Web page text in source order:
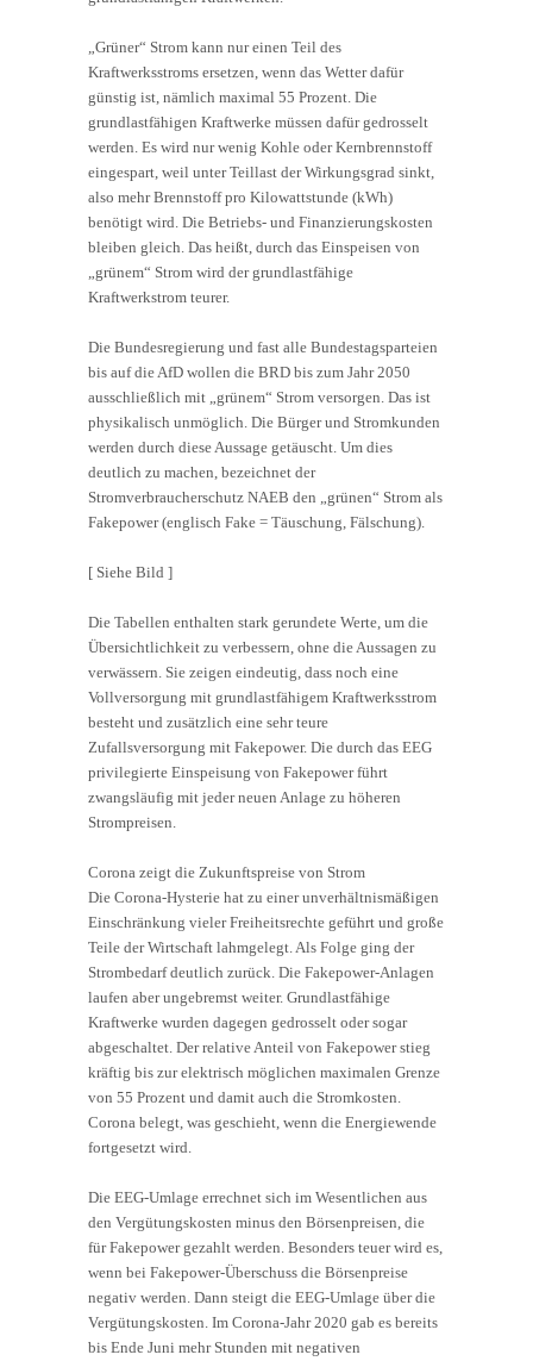
„Grüner“ Strom kann nur einen Teil des
Kraftwerksstroms ersetzen, wenn das Wetter dafür
günstig ist, nämlich maximal 55 Prozent. Die
grundlastfähigen Kraftwerke müssen dafür gedrosselt
werden. Es wird nur wenig Kohle oder Kernbrennstoff
eingespart, weil unter Teillast der Wirkungsgrad sinkt,
also mehr Brennstoff pro Kilowattstunde (kWh)
benötigt wird. Die Betriebs- und Finanzierungskosten
bleiben gleich. Das heißt, durch das Einspeisen von
„grünem“ Strom wird der grundlastfähige
Kraftwerkstrom teurer.
Die Bundesregierung und fast alle Bundestagsparteien
bis auf die AfD wollen die BRD bis zum Jahr 2050
ausschließlich mit „grünem“ Strom versorgen. Das ist
physikalisch unmöglich. Die Bürger und Stromkunden
werden durch diese Aussage getäuscht. Um dies
deutlich zu machen, bezeichnet der
Stromverbraucherschutz NAEB den „grünen“ Strom als
Fakepower (englisch Fake = Täuschung, Fälschung).
[ Siehe Bild ]
Die Tabellen enthalten stark gerundete Werte, um die
Übersichtlichkeit zu verbessern, ohne die Aussagen zu
verwässern. Sie zeigen eindeutig, dass noch eine
Vollversorgung mit grundlastfähigem Kraftwerksstrom
besteht und zusätzlich eine sehr teure
Zufallsversorgung mit Fakepower. Die durch das EEG
privilegierte Einspeisung von Fakepower führt
zwangsläufig mit jeder neuen Anlage zu höheren
Strompreisen.
Corona zeigt die Zukunftspreise von Strom
Die Corona-Hysterie hat zu einer unverhältnismäßigen
Einschränkung vieler Freiheitsrechte geführt und große
Teile der Wirtschaft lahmgelegt. Als Folge ging der
Strombedarf deutlich zurück. Die Fakepower-Anlagen
laufen aber ungebremst weiter. Grundlastfähige
Kraftwerke wurden dagegen gedrosselt oder sogar
abgeschaltet. Der relative Anteil von Fakepower stieg
kräftig bis zur elektrisch möglichen maximalen Grenze
von 55 Prozent und damit auch die Stromkosten.
Corona belegt, was geschieht, wenn die Energiewende
fortgesetzt wird.
Die EEG-Umlage errechnet sich im Wesentlichen aus
den Vergütungskosten minus den Börsenpreisen, die
für Fakepower gezahlt werden. Besonders teuer wird es,
wenn bei Fakepower-Überschuss die Börsenpreise
negativ werden. Dann steigt die EEG-Umlage über die
Vergütungskosten. Im Corona-Jahr 2020 gab es bereits
bis Ende Juni mehr Stunden mit negativen